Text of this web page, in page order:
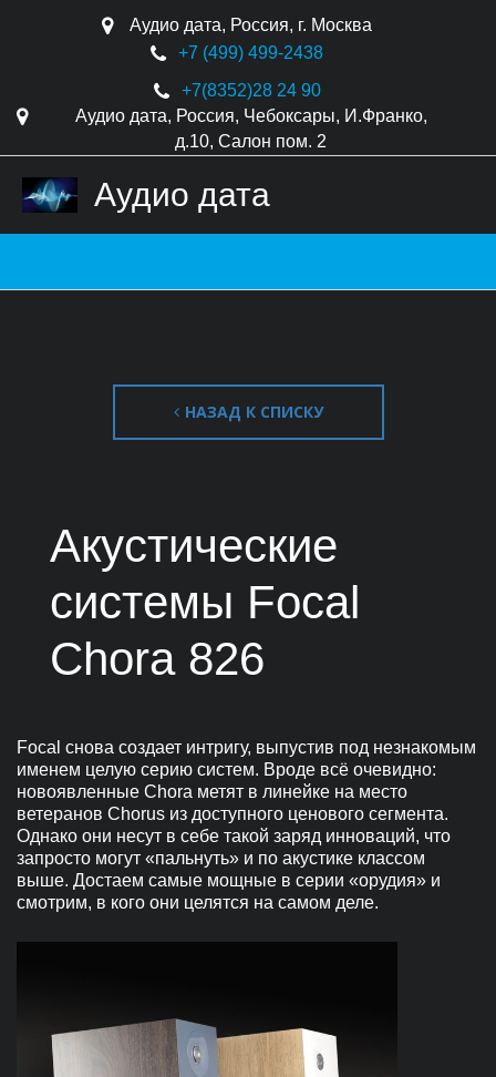
Аудио дата, Россия, г. Москва
+7 (499) 499-2438
+7(8352)28 24 90
Аудио дата, Россия, Чебоксары, И.Франко,
д.10, Салон пом. 2
Аудио дата
НАЗАД К СПИСКУ
Акустические
системы Focal
Chora 826
Focal снова создает интригу, выпустив под незнакомым
именем целую серию систем. Вроде всё очевидно:
новоявленные Chora метят в линейке на место
ветеранов Chorus из доступного ценового сегмента.
Однако они несут в себе такой заряд инноваций, что
запросто могут «пальнуть» и по акустике классом
выше. Достаем самые мощные в серии «орудия» и
смотрим, в кого они целятся на самом деле.